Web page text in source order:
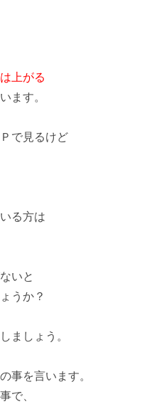
上がる
ます。
で見るけど
る方は
いと
うか？
ましょう。
事を言います。
で、